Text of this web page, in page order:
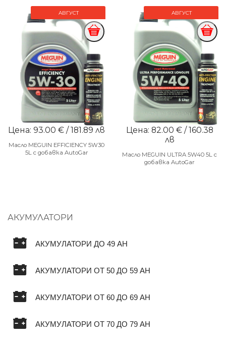
АВГУСТ
Цена: 93.00 € / 181.89 лв
Масло MEGUIN EFFICIENCY 5W30
5L с добавка AutoGar
АВГУСТ
Цена: 82.00 € / 160.38
лв
Масло MEGUIN ULTRA 5W40 5L с
добавка AutoGar
АКУМУЛАТОРИ
АКУМУЛАТОРИ ДО 49 AH
АКУМУЛАТОРИ ОТ 50 ДО 59 AH
АКУМУЛАТОРИ ОТ 60 ДО 69 AH
АКУМУЛАТОРИ ОТ 70 ДО 79 AH